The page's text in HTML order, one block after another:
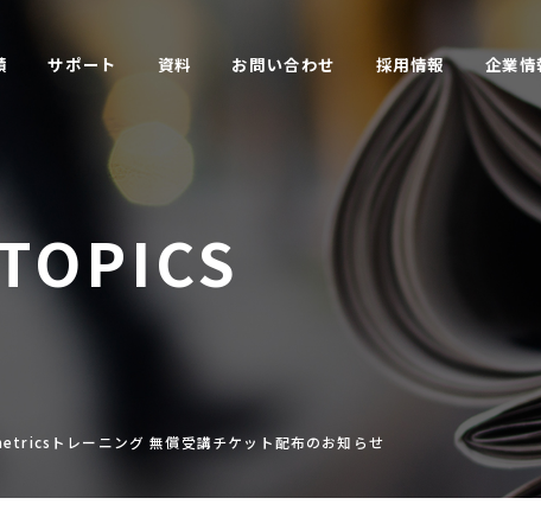
サポート 資料 お問い合わせ 採用情報 企業情
トレーニング 無償受講チケット配布のお知らせ